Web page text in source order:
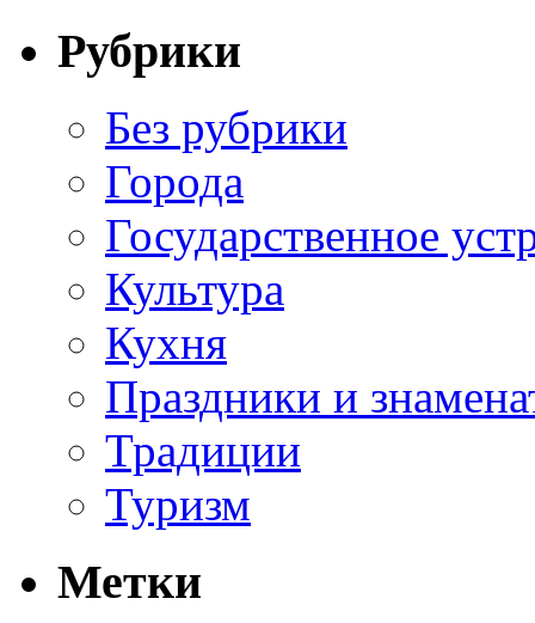
Рубрики
Без рубрики
Города
Государственное
Культура
Кухня
Праздники и
Традиции
Туризм
Метки